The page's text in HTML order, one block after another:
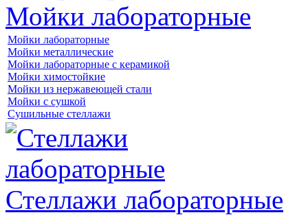
Мойки лабораторные
Мойки лабораторные
Мойки металлические
Мойки лабораторные с керамикой
Мойки химостойкие
Мойки из нержавеющей стали
Мойки с сушкой
Сушильные стеллажи
Стеллажи лабораторные